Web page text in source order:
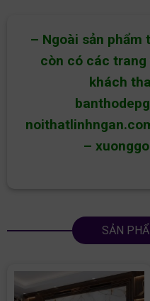
– Ngoài sản phẩm
còn có các
khách
–
SẢN